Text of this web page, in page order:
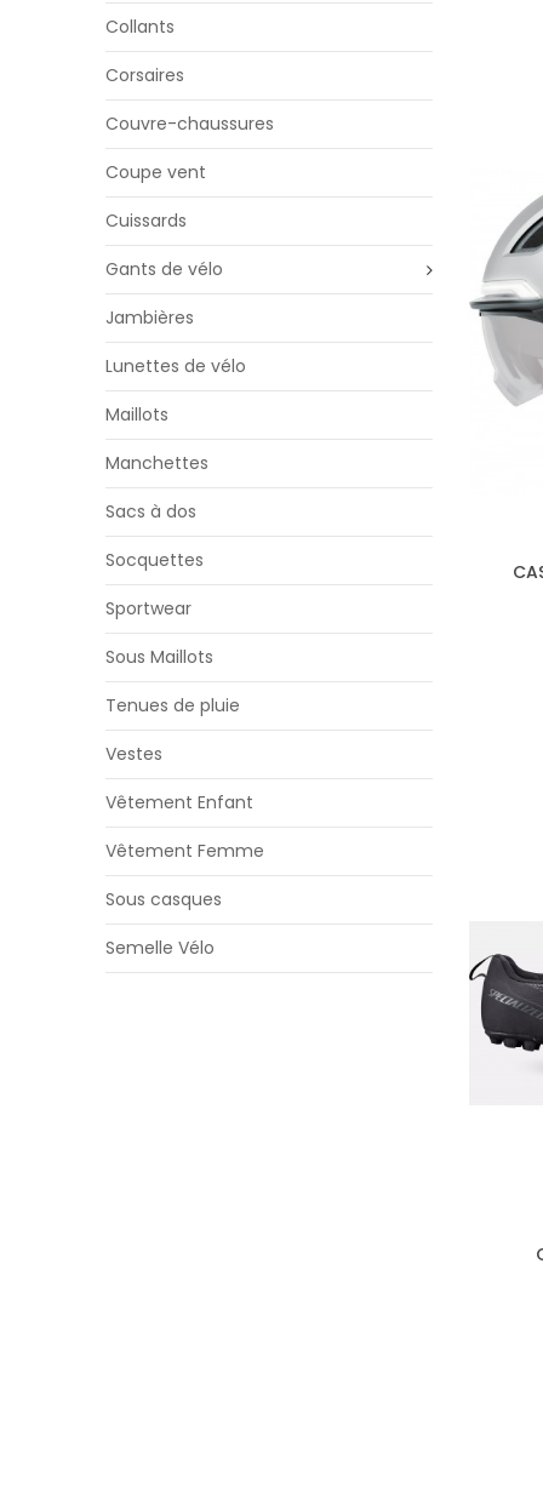
Collants
Corsaires
Couvre-chaussures
Coupe vent
Cuissards
Gants de vélo
Jambières
Lunettes de vélo
Maillots
Manchettes
Sacs à dos
Socquettes
Sportwear
Sous Maillots
Tenues de pluie
Vestes
Vêtement Enfant
Vêtement Femme
Sous casques
Semelle Vélo